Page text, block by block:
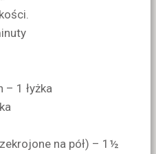
– 1 łyżka
na pół) – 1½